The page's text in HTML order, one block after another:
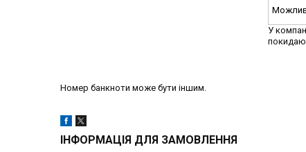
У
Номер банкноти може бути іншим.
ІНФОРМАЦІЯ ДЛЯ ЗАМОВЛЕННЯ